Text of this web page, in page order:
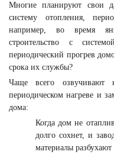
Многие планируют свои
систему отопления,
например, во время
строительство с
периодический прогрев
срока их службы?
Чаще всего озвучивают
периодическом нагреве и
дома:
Когда дом не
долго сохнет, и
материалы разбухают